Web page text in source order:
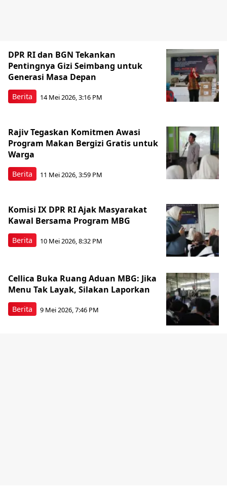
Berita
DPR RI dan BGN Tekankan
Pentingnya Gizi Seimbang untuk
Generasi Masa Depan
14 Mei 2026, 3:16 PM
Berita
Rajiv Tegaskan Komitmen Awasi
Program Makan Bergizi Gratis untuk
Warga
11 Mei 2026, 3:59 PM
Berita
Komisi IX DPR RI Ajak Masyarakat
Kawal Bersama Program MBG
10 Mei 2026, 8:32 PM
Berita
Cellica Buka Ruang Aduan MBG: Jika
Menu Tak Layak, Silakan Laporkan
9 Mei 2026, 7:46 PM